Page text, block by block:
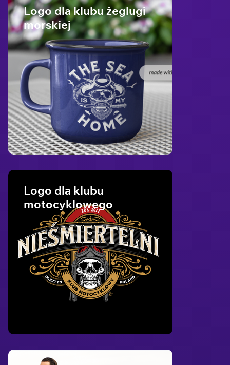
Logo dla klubu żeglugi
morskiej
Logo dla klubu
motocyklowego